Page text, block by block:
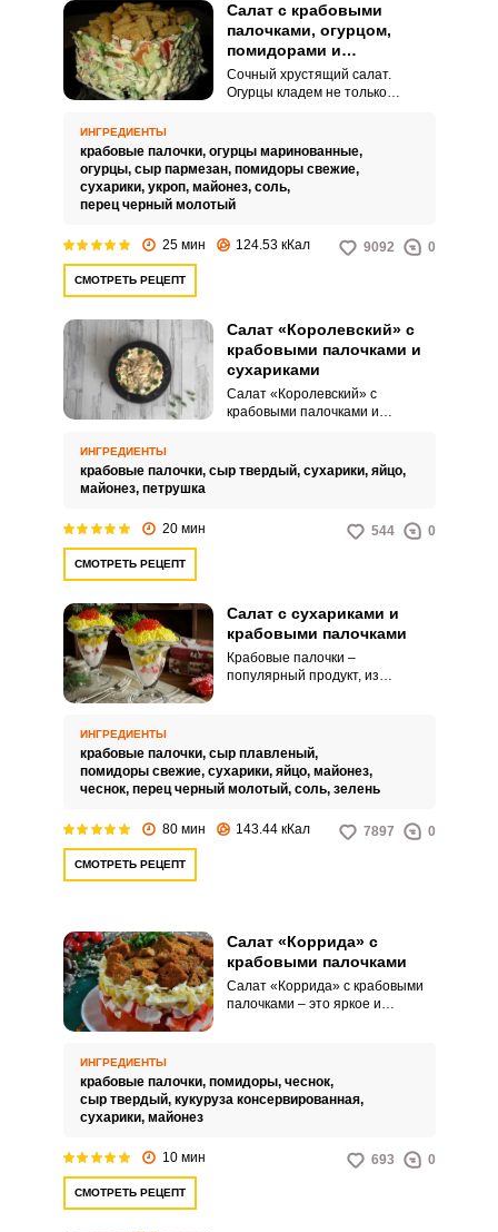
Салат с крабовыми
палочками, огурцом,
помидорами и
сухариками
Сочный хрустящий салат.
Огурцы кладем не только
одновременно.
ИНГРЕДИЕНТЫ
крабовые палочки, огурцы маринованные,
огурцы, сыр пармезан, помидоры свежие,
сухарики, укроп, майонез, соль,
перец черный молотый
25 мин 124.53 кКал 9092 0
СМОТРЕТЬ РЕЦЕПТ
Салат «Королевский» с
крабовыми палочками и
сухариками
Салат «Королевский» с
крабовыми палочками и
прекрасно подойдет для
ИНГРЕДИЕНТЫ
крабовые палочки, сыр твердый, сухарики, яйцо,
майонез, петрушка
20 мин 544 0
СМОТРЕТЬ РЕЦЕПТ
Салат с сухариками и
крабовыми палочками
Крабовые палочки –
популярный продукт, из
палочками простой в
приготовлении и очень
оригинальный, хотя и готовится
из обычных продуктов.
ИНГРЕДИЕНТЫ
крабовые палочки, сыр плавленый,
помидоры свежие, сухарики, яйцо, майонез,
чеснок, перец черный молотый, соль, зелень
80 мин 143.44 кКал 7897 0
СМОТРЕТЬ РЕЦЕПТ
Салат «Коррида» с
крабовыми палочками
Салат «Коррида» с крабовыми
палочками – это яркое и
видом. Этот салат станет
великолепным украшением
любого застолья, очаровывая
ИНГРЕДИЕНТЫ
крабовые палочки, помидоры, чеснок,
сыр твердый, кукуруза консервированная,
сухарики, майонез
10 мин 693 0
СМОТРЕТЬ РЕЦЕПТ